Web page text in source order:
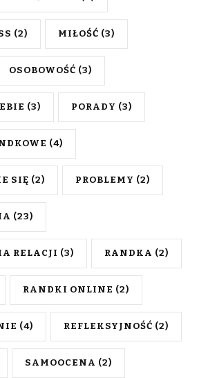
(2) MIŁOŚĆ (3)
OSOBOWOŚĆ (3)
(3) PORADY (3)
(4)
SIĘ (2) PROBLEMY (2)
(23)
RELACJI (3) RANDKA (2)
RANDKI ONLINE (2)
(4) REFLEKSYJNOŚĆ (2)
SAMOOCENA (2)